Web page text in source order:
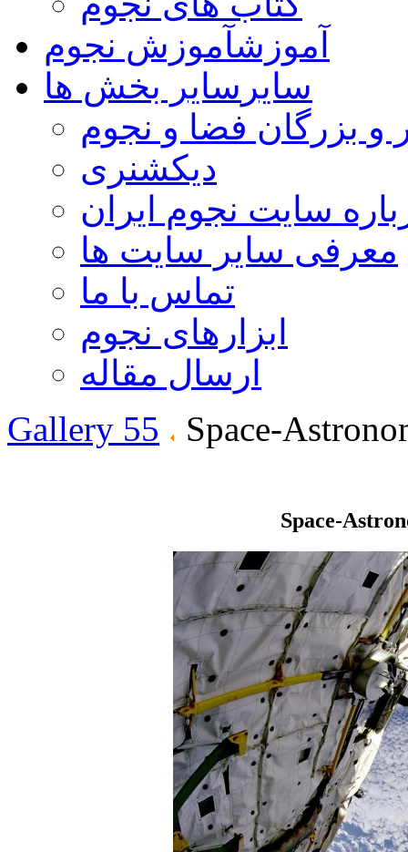
آموزشآموزش نجوم
سایر سایر بخش ها
و بزرگان فضا و نجوم
دیکشنری
سایت نجوم ایران
معرفی سایر سایت ها
تماس با ما
ابزارهای نجوم
ارسال مقاله
Gallery 55
Space-
Space-